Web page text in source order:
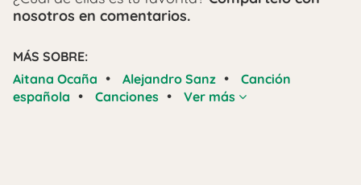
nosotros en comentarios.
MÁS SOBRE:
Aitana Ocaña • Alejandro Sanz •
Canción
española • Canciones • Ver más